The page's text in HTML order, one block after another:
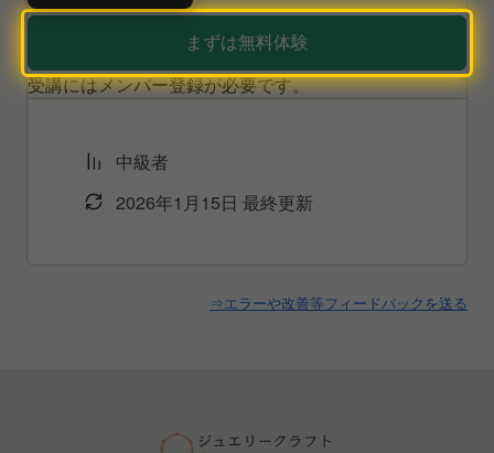
まずは無料体験
受講にはメンバー登録が必要です。
中級者
2026年1月15日 最終更新
⇒エラーや改善等フィードバックを送る